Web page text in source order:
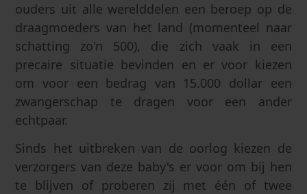
ouders uit alle werelddelen een beroep op de
draagmoeders van het land (momenteel naar
schatting zo'n 500), die zich vaak in een
precaire situatie bevinden en er voor kiezen
om voor een bedrag van 15.000 dollar een
zwangerschap te dragen voor een ander
echtpaar.
Sinds het uitbreken van de oorlog kiezen de
verzorgers van deze baby's er voor om bij hen
te blijven of proberen zij met één of twee